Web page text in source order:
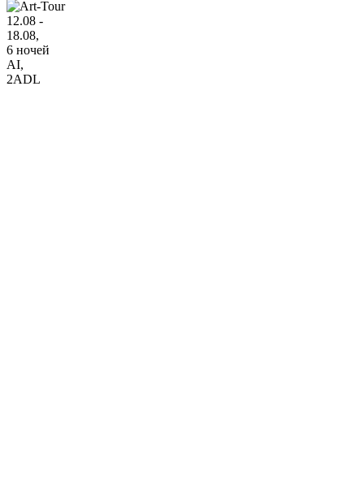
12.08 -
18.08,
6 ночей
AI,
2ADL